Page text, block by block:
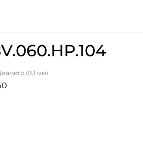
(0,1 мм)